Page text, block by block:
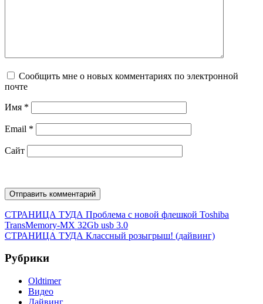
Сообщить мне о новых комментариях по электронной
почте
Имя *
Email *
Сайт
Навигация
по
СТРАНИЦА ТУДА Предыдущая
запись:
Проблема с новой флешкой Toshiba
TransMemory-MX 32Gb usb 3.0
СТРАНИЦА ТУДА Следующая
Классный розыгрыш! (дайвинг)
Рубрики
Oldtimer
Видео
Дайвинг